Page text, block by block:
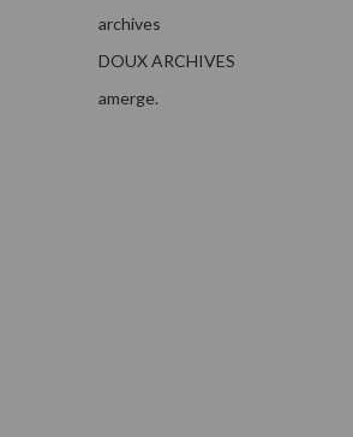
archives
DOUX ARCHIVES
amerge.